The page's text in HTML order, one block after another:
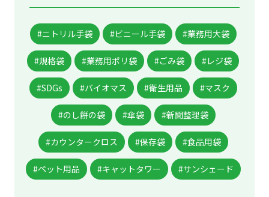
#ニトリル手袋 #ビニール手袋 #業務用大袋
#規格袋 #業務用ポリ袋 #ごみ袋 #レジ袋
#SDGs #バイオマス #衛生用品 #マスク
#のし餅の袋 #傘袋 #新聞整理袋
#カウンタークロス #保存袋 #食品用袋
#ペット用品 #キャットタワー #サンシェード